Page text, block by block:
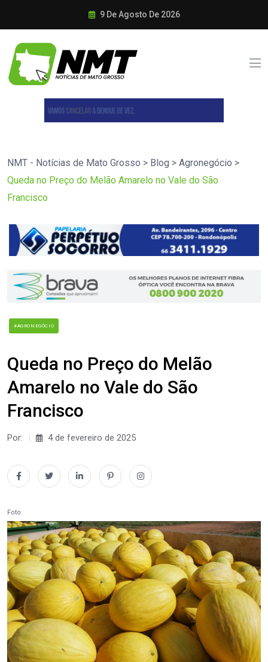
9 De Agosto De 2026
NMT - Notícias de Mato Grosso > Blog > Agronegócio >
Queda no Preço do Melão Amarelo no Vale do São
Francisco
#AGRONEGÓCIO
Queda no Preço do Melão
Amarelo no Vale do São
Francisco
Por: 4 de fevereiro de 2025
Foto: